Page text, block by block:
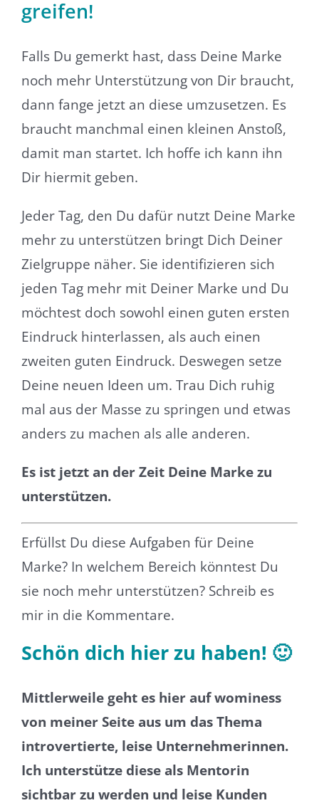
greifen!
Falls Du gemerkt hast, dass Deine Marke
noch mehr Unterstützung von Dir braucht,
dann fange jetzt an diese umzusetzen. Es
braucht manchmal einen kleinen Anstoß,
damit man startet. Ich hoffe ich kann ihn
Dir hiermit geben.
Jeder Tag, den Du dafür nutzt Deine Marke
mehr zu unterstützen bringt Dich Deiner
Zielgruppe näher. Sie identifizieren sich
jeden Tag mehr mit Deiner Marke und Du
möchtest doch sowohl einen guten ersten
Eindruck hinterlassen, als auch einen
zweiten guten Eindruck. Deswegen setze
Deine neuen Ideen um. Trau Dich ruhig
mal aus der Masse zu springen und etwas
anders zu machen als alle anderen.
Es ist jetzt an der Zeit Deine Marke zu
unterstützen.
Erfüllst Du diese Aufgaben für Deine
Marke? In welchem Bereich könntest Du
sie noch mehr unterstützen? Schreib es
mir in die Kommentare.
Schön dich hier zu haben! 🙂
Mittlerweile geht es hier auf wominess
von meiner Seite aus um das Thema
introvertierte, leise Unternehmerinnen.
Ich unterstütze diese als Mentorin
sichtbar zu werden und leise Kunden